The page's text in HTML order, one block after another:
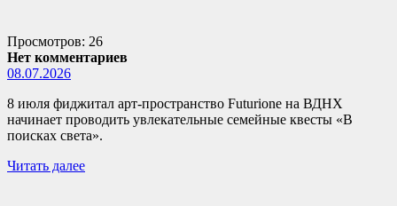
Просмотров: 26
Нет комментариев
08.07.2026
8 июля фиджитал арт-пространство Futurione на ВДНХ
начинает проводить увлекательные семейные квесты «В
поисках света».
Читать далее